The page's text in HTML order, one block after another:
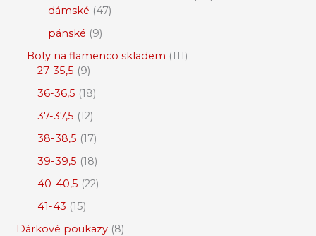
dámské 47
pánské 9
Boty na flamenco skladem 111
27-35,5 9
36-36,5 18
37-37,5 12
38-38,5 17
39-39,5 18
40-40,5 22
41-43 15
Dárkové poukazy 8